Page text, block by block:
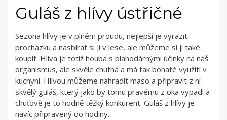
Guláš z hlívy ústřičné
Sezona hlívy je v plném proudu, nejlepší je vyrazit
procházku a nasbírat si ji v lese, ale můžeme si ji také
koupit. Hlíva je totiž houba s blahodárnými účinky na náš
organismus, ale skvěle chutná a má tak bohaté využití v
kuchyni. Hlívou můžeme nahradit maso a připravit z ní
skvělý guláš, který jako by tomu pravému z oka vypadl a
chuťově je to hodně těžký konkurent. Guláš z hlívy je
navíc připravený do hodiny.